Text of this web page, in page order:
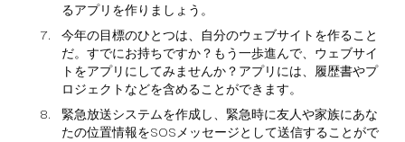
るアプリを作りましょう。
今年の目標のひとつは、自分のウェブサイトを作ること
だ。すでにお持ちですか？もう一歩進んで、ウェブサイ
トをアプリにしてみませんか？アプリには、履歴書やプ
ロジェクトなどを含めることができます。
緊急放送システムを作成し、緊急時に友人や家族にあな
たの位置情報をSOSメッセージとして送信することがで